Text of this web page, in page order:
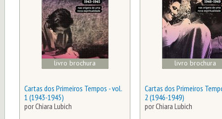
livro brochura
Cartas dos Primeiros Tempos - vol.
1 (1943-1945)
por Chiara Lubich
livro brochura
Cartas dos Primeiros
2 (1946-1949)
por Chiara Lubich